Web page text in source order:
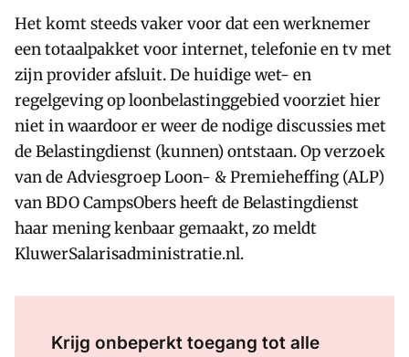
Het komt steeds vaker voor dat een werknemer
een totaalpakket voor internet, telefonie en tv met
zijn provider afsluit. De huidige wet- en
regelgeving op loonbelastinggebied voorziet hier
niet in waardoor er weer de nodige discussies met
de Belastingdienst (kunnen) ontstaan. Op verzoek
van de Adviesgroep Loon- & Premieheffing (ALP)
van BDO CampsObers heeft de Belastingdienst
haar mening kenbaar gemaakt, zo meldt
KluwerSalarisadministratie.nl.
Krijg onbeperkt toegang tot alle